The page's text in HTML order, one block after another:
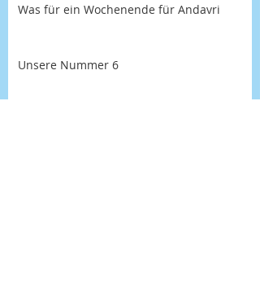
Was für ein Wochenende für Andavri
Unsere Nummer 6